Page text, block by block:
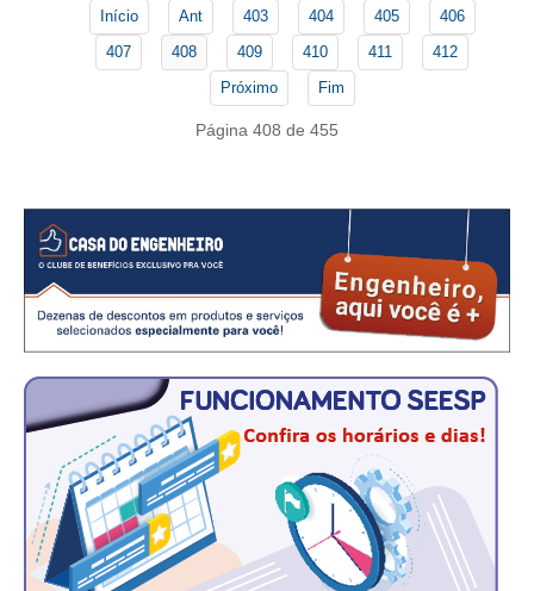
ATUALIZAÇÃO CADASTRAL
Início Ant 403 404 405
406
407
408 409 410 411
412
Próximo
Fim
Página 408 de 455